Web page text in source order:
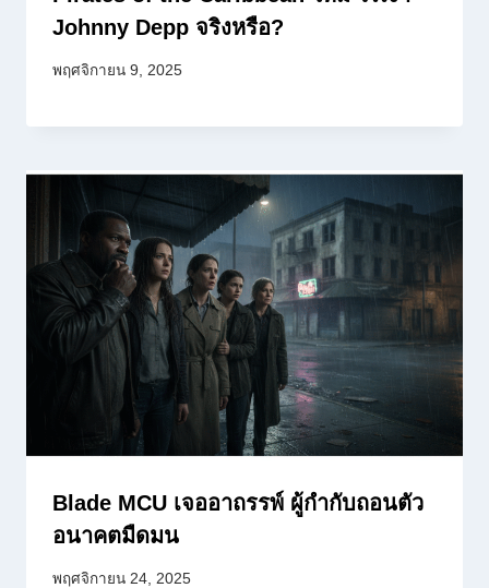
Johnny Depp จริงหรือ?
พฤศจิกายน 9, 2025
Blade MCU เจออาถรรพ์ ผู้กำกับถอนตัว
อนาคตมืดมน
พฤศจิกายน 24, 2025